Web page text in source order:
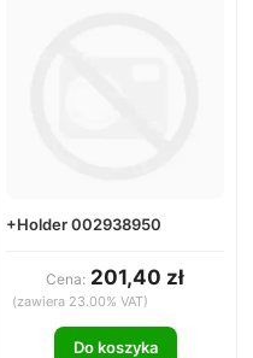
+Holder 002938950
Cena: 201,40 zł
(zawiera 23.00% VAT)
Do koszyka